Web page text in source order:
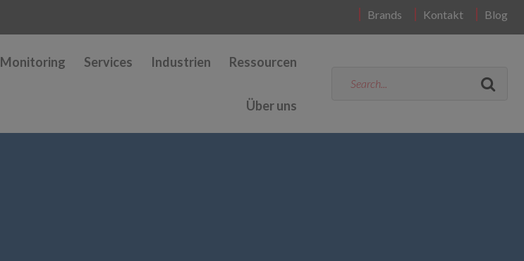
Brands Kontakt Blog
Monitoring Services Industrien Ressourcen
Über uns